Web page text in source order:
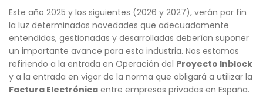
Este año 2025 y los siguientes (2026 y 2027), verán por fin
la luz determinadas novedades que adecuadamente
entendidas, gestionadas y desarrolladas deberían suponer
un importante avance para esta industria. Nos estamos
refiriendo a la entrada en Operación del Proyecto Inblock
y a la entrada en vigor de la norma que obligará a utilizar la
Factura Electrónica entre empresas privadas en España.